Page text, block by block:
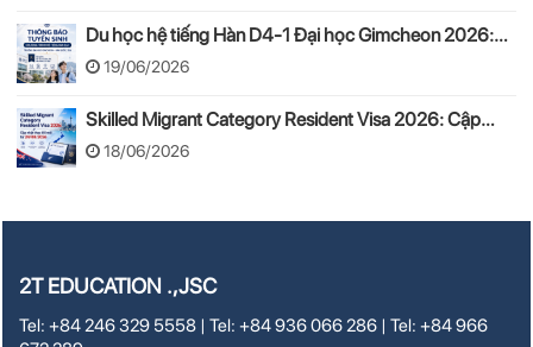
Du học hệ tiếng Hàn D4-1 Đại học Gimcheon 2026:
Tuyển sinh, chi phí, hồ sơ
19/06/2026
Skilled Migrant Category Resident Visa 2026: Cập
nhật thay đổi mới từ 24/08/2026
18/06/2026
2T EDUCATION .,JSC
Tel: +84 246 329 5558 | Tel: +84 936 066 286 | Tel: +84 966